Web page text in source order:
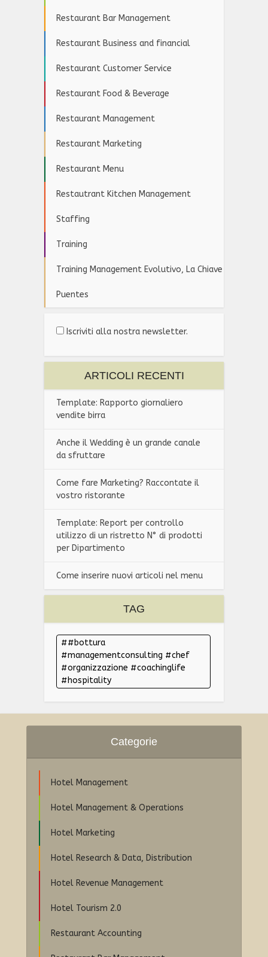
Restaurant Bar Management
Restaurant Business and financial
Restaurant Customer Service
Restaurant Food & Beverage
Restaurant Management
Restaurant Marketing
Restaurant Menu
Restautrant Kitchen Management
Staffing
Training
Training Management Evolutivo, La Chiave
Puentes
Iscriviti alla nostra newsletter.
ARTICOLI RECENTI
Template: Rapporto giornaliero
vendite birra
Anche il Wedding è un grande canale
da sfruttare
Come fare Marketing? Raccontate il
vostro ristorante
Template: Report per controllo
utilizzo di un ristretto N° di prodotti
per Dipartimento
Come inserire nuovi articoli nel menu
TAG
#bottura
#managementconsulting #chef
#organizzazione #coachinglife
#hospitality
Categorie
Hotel Management
Hotel Management & Operations
Hotel Marketing
Hotel Research & Data, Distribution
Hotel Revenue Management
Hotel Tourism 2.0
Restaurant Accounting